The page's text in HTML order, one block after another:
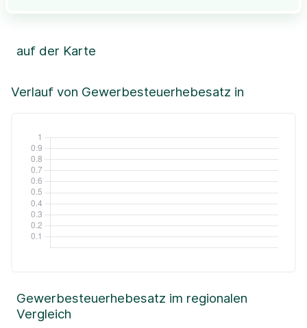
Verlauf von Gewerbesteuerhebesatz in
auf der Karte
+
Leaflet|©OpenStreetMap, ©CartoDB,
Gewerbesteuerhebesatz im regionalen
Vergleich